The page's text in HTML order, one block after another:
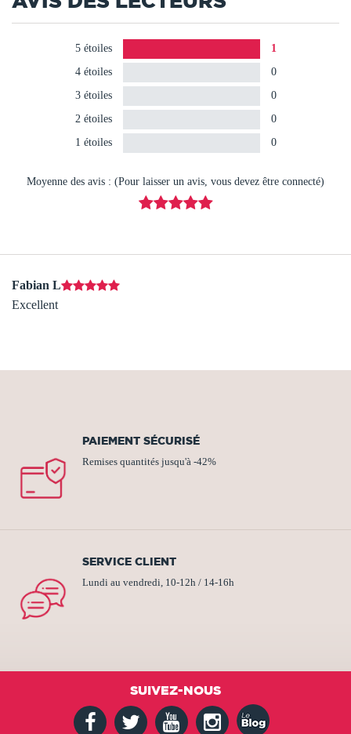
5 étoiles
1
4 étoiles
0
3 étoiles
0
2 étoiles
0
1 étoiles
0
Moyenne des avis : (Pour laisser un avis, vous devez être connecté)
Fabian L
Excellent
PAIEMENT SÉCURISÉ
Remises quantités jusqu'à -42%
SERVICE CLIENT
Lundi au vendredi, 10-12h / 14-16h
SUIVEZ-NOUS